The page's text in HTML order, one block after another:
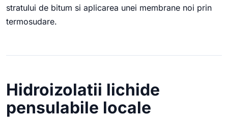
stratului de bitum si aplicarea unei membrane noi prin
termosudare.
Hidroizolatii lichide
pensulabile locale